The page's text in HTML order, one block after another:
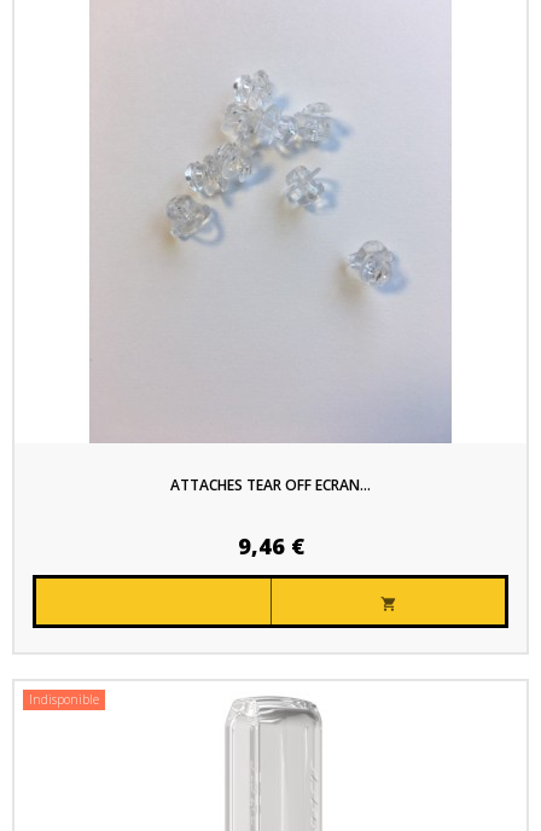
ATTACHES TEAR OFF ECRAN...
9,46 €

Indisponible